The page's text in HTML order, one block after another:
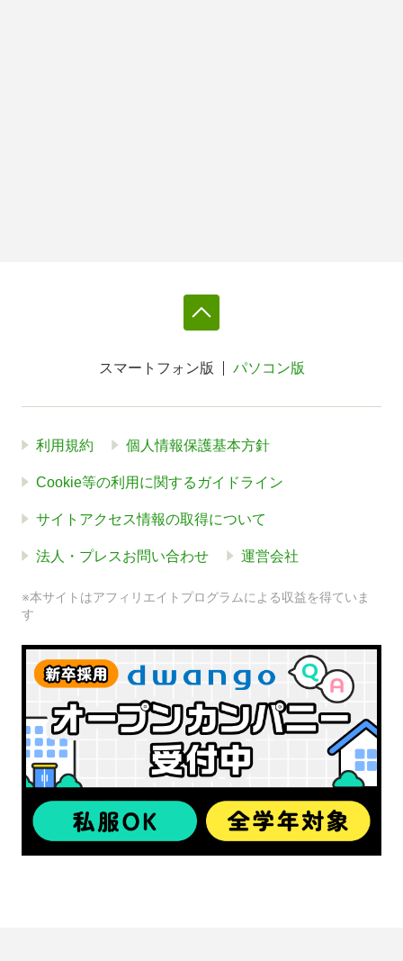
スマートフォン版 パソコン版
利用規約 個人情報保護基本方針
Cookie等の利用に関するガイドライン
サイトアクセス情報の取得について
法人・プレスお問い合わせ 運営会社
※本サイトはアフィリエイトプログラムによる収益を得ていま
す